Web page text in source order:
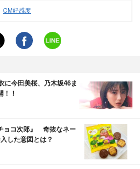
CM好感度
に今田美桜、乃木坂46ま
！
ョコ次郎』 奇抜なネー
した意図とは？